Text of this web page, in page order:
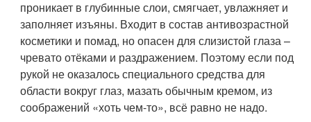
проникает в глубинные слои, смягчает, увлажняет и
заполняет изъяны. Входит в состав антивозрастной
косметики и помад, но опасен для слизистой глаза –
чревато отёками и раздражением. Поэтому если под
рукой не оказалось специального средства для
области вокруг глаз, мазать обычным кремом, из
соображений «хоть чем-то», всё равно не надо.